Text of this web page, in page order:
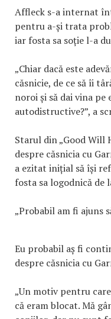
Affleck s-a internat
pentru a-și trata
iar fosta sa soție l-a
„Chiar dacă este
căsnicie, de ce să îi
noroi și să dai vina
autodistructive?”, a
Starul din „Good Will
despre căsnicia cu
a ezitat inițial să își
fosta sa logodnică
„Probabil am fi ajuns
Eu probabil aș fi
despre căsnicia cu
„Un motiv pentru
că eram blocat. Mă